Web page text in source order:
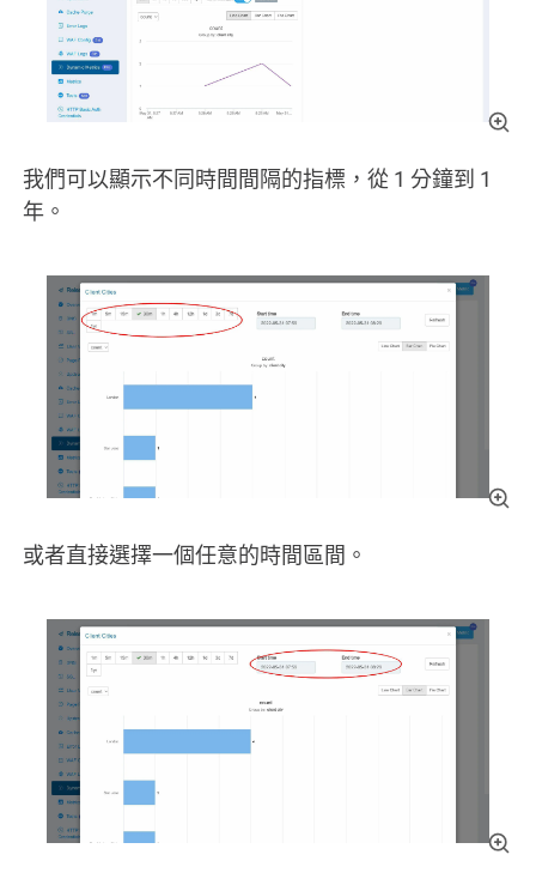
我們可以顯示不同時間間隔的指標，從 1 分鐘到 1
年。
或者直接選擇一個任意的時間區間。